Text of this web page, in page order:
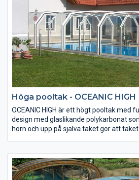
Höga pooltak - OCEANIC HIGH
​​​​OCEANIC HIGH är ett högt pooltak med
design med glaslikande polykarbonat
hörn och upp på själva taket gör att
konstruktionen blir starkare. Man kan välja mellan ett tak som
är helt i 4mm kompakt, en glasliknande
t.e.x. välja kanalplast uppe på själva